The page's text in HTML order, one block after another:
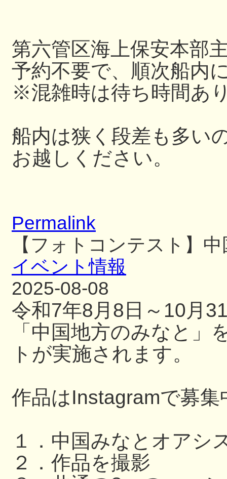
第六管区海上保安本部
予約不要で、順次船内
※混雑時は待ち時間あ
船内は狭く段差も多い
お越しください。
Permalink
【フォトコンテスト】
イベント情報
2025-08-08
令和7年8月8日～10月
「中国地方のみなと
トが実施されます。
作品はInstagramで募集
１．中国みなとオアシ
２．作品を撮影